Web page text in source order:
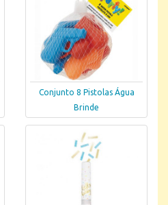
Conjunto 8 Pistolas Água
Brinde